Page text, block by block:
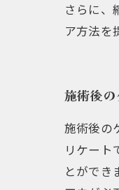
さらに、
ア方法を
施術後
施術後の
リケート
とができ